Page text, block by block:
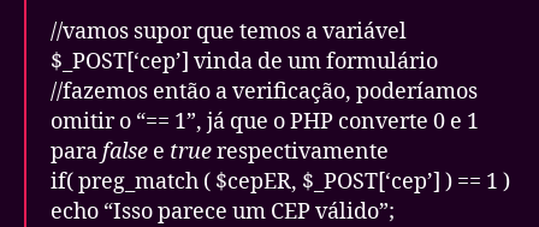
//vamos supor que temos a variável
$_POST[‘cep’] vinda de um formulário
//fazemos então a verificação, poderíamos
omitir o “== 1”, já que o PHP converte 0 e 1
parafalse e truerespectivamente
if( preg_match ( $cepER, $_POST[‘cep’] ) == 1 )
echo “Isso parece um CEP válido”;